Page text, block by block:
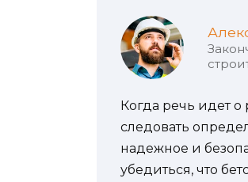
Когда речь идет
следовать
надежное и
убедиться, что